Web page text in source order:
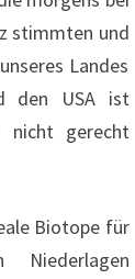
stimmten und
Landes
den USA ist
nicht gerecht
Biotope für
Niederlagen